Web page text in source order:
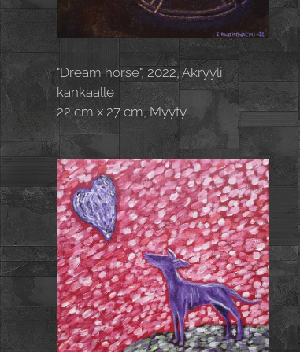
"Dream horse", 2022, Akryyli
kankaalle
22 cm x 27 cm, Myyty